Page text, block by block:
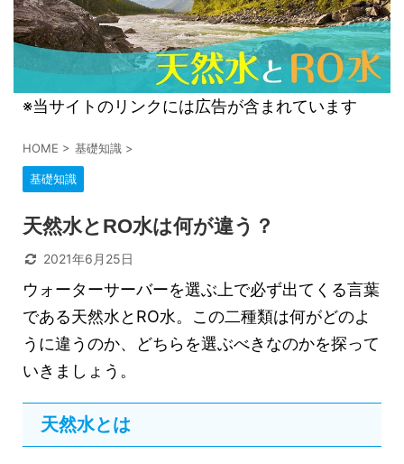
※当サイトのリンクには広告が含まれています
HOME > 基礎知識 >
基礎知識
天然水とRO水は何が違う？
2021年6月25日
ウォーターサーバーを選ぶ上で必ず出てくる言葉
である天然水とRO水。この二種類は何がどのよ
うに違うのか、どちらを選ぶべきなのかを探って
いきましょう。
天然水とは